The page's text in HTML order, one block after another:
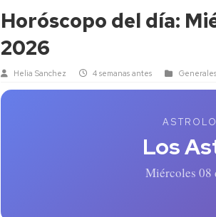
Horóscopo del día:
2026
Helia Sanchez 4 semanas antes Generales
Los
Miércoles 08